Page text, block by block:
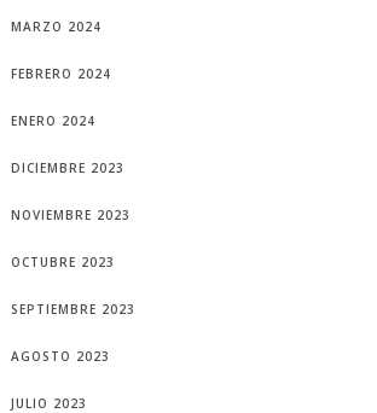
MARZO 2024
FEBRERO 2024
ENERO 2024
DICIEMBRE 2023
NOVIEMBRE 2023
OCTUBRE 2023
SEPTIEMBRE 2023
AGOSTO 2023
JULIO 2023